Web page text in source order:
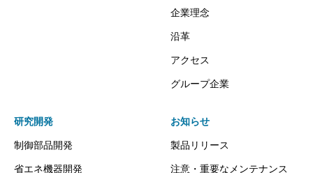
企業理念
沿革
アクセス
グループ企業
研究開発
制御部品開発
省エネ機器開発
お知らせ
製品リリース
注意・重要なメンテナンス